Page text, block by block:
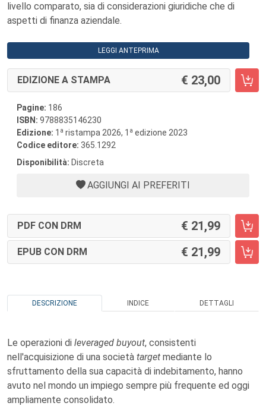
livello comparato, sia di considerazioni giuridiche che di
aspetti di finanza aziendale.
LEGGI ANTEPRIMA
EDIZIONE A STAMPA 23,00
Pagine: 186
ISBN: 9788835146230
Edizione: 1 a ristampa 2026, 1 a edizione 2023
Codice editore: 365.1292
Disponibilità: Discreta
AGGIUNGI AI PREFERITI
PDF CON DRM 21,99
EPUB CON DRM 21,99
DESCRIZIONE INDICE DETTAGLI
Le operazioni di leveraged buyout, consistenti
nell'acquisizione di una società target mediante lo
sfruttamento della sua capacità di indebitamento, hanno
avuto nel mondo un impiego sempre più frequente ed oggi
ampliamente consolidato.